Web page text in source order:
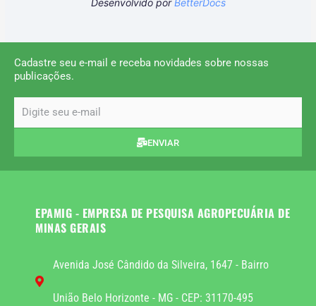
Cadastre seu e-mail e receba novidades sobre nossas
publicações.
ENVIAR
EPAMIG - EMPRESA DE PESQUISA AGROPECUÁRIA DE
MINAS GERAIS
Avenida José Cândido da Silveira, 1647 - Bairro
União Belo Horizonte - MG - CEP: 31170-495